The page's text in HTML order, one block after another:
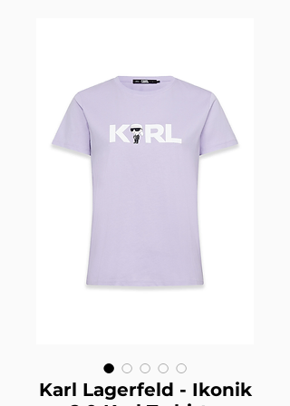
Karl Lagerfeld - Ikonik